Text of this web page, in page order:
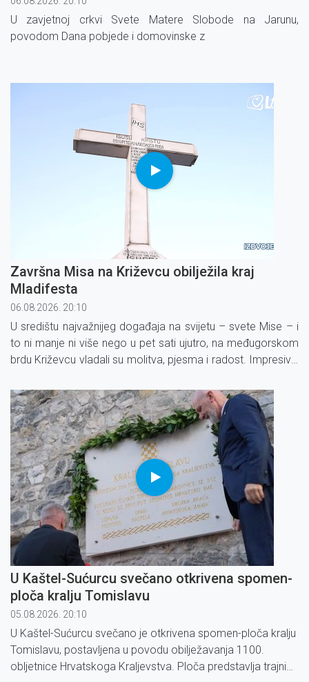
U zavjetnoj crkvi Svete Matere Slobode na Jarunu,
povodom Dana pobjede i domovinske z
Završna Misa na Križevcu obilježila kraj
Mladifesta
06.08.2026. 20:10
U središtu najvažnijeg događaja na svijetu – svete Mise – i
to ni manje ni više nego u pet sati ujutro, na međugorskom
brdu Križevcu vladali su molitva, pjesma i radost. Impresivni
Mladifesta.
U Kaštel-Sućurcu svečano otkrivena spomen-
ploča kralju Tomislavu
05.08.2026. 20:10
U Kaštel-Sućurcu svečano je otkrivena spomen-ploča kralju
Tomislavu, postavljena u povodu obilježavanja 1100.
obljetnice Hrvatskoga Kraljevstva. Ploča predstavlja trajni